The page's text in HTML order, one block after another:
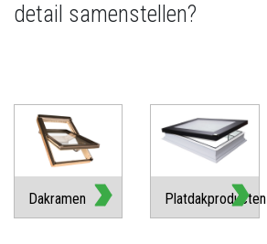
detail samenstellen?
Dakramen Platdakproducten